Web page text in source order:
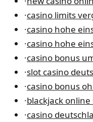
·casino limits
·casino hohe
·casino hohe
·casino bonus
·slot casino
·casino bonus
·blackjack online
·casino